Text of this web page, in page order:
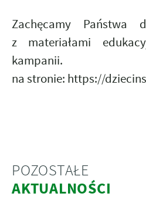
Zachęcamy Państwa
z materiałami
kampanii.
na stronie: https://
POZOSTAŁE
AKTUALNOŚCI